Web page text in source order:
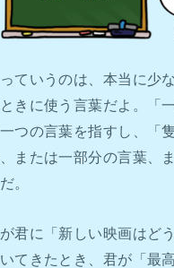
っていうのは、本当に少
きに使う言葉だよ。「一
つの言葉を指すし、「隻
または一部分の言葉、
。
君に「新しい映画はど
てきたとき、君が「最